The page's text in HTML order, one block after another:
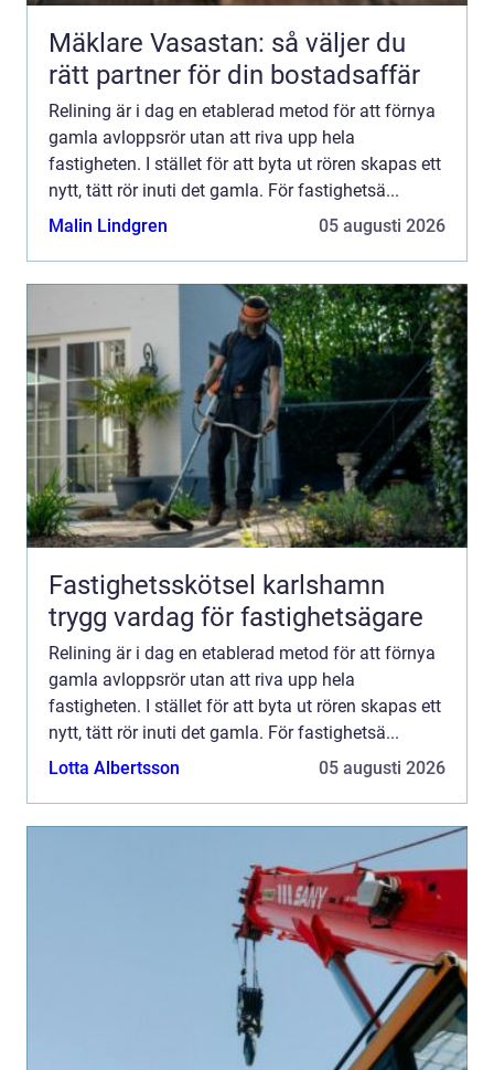
Mäklare Vasastan: så väljer du
rätt partner för din bostadsaffär
Relining är i dag en etablerad metod för att förnya
gamla avloppsrör utan att riva upp hela
fastigheten. I stället för att byta ut rören skapas ett
nytt, tätt rör inuti det gamla. För fastighetsä...
Malin Lindgren
05 augusti 2026
Fastighetsskötsel karlshamn
trygg vardag för fastighetsägare
Relining är i dag en etablerad metod för att förnya
gamla avloppsrör utan att riva upp hela
fastigheten. I stället för att byta ut rören skapas ett
nytt, tätt rör inuti det gamla. För fastighetsä...
Lotta Albertsson
05 augusti 2026